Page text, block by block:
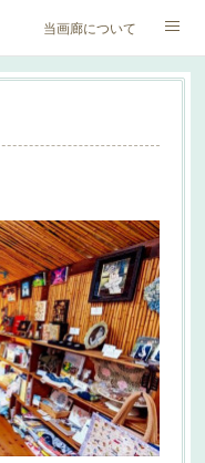
当画廊について